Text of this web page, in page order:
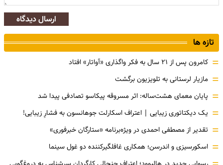
ارسال دیدگاه
تازه ها
= کامرون پس از ۲۱ سال به فکر واگذاری «آواتار» افتاد
= مازیار لرستانی به تلویزیون برگشت
= پایان معمای هشت‌ساله: اثر مسروقه پیکاسو تصادفی پیدا شد
= یک دیکتاتوری زیبایی | اعتراف اسکارلت جوهانسون به فشارِ زیبایی!
= تقدیر از مصطفی احمدی در ویژه‌برنامه «ستارگان خبرفوری»
= اسکورسیزی و اندرسن؛ همکاری غافلگیرکننده دو غول سینما